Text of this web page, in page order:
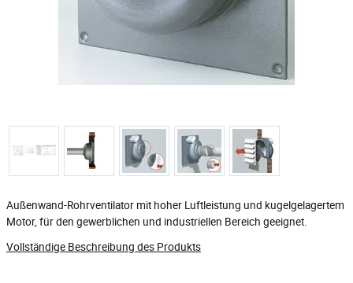
Außenwand-Rohrventilator mit hoher Luftleistung und kugelgelagertem
Motor, für den gewerblichen und industriellen Bereich geeignet.
Vollständige Beschreibung des Produkts